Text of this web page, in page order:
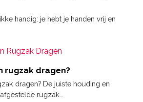
handig: je hebt je handen vrij en
rugzak dragen?
dragen? De juiste houding en
rugzak…